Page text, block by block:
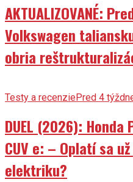
AKTUALIZOVANÉ:
Volkswagen
obria
Testy a recenziePred 4
DUEL (2026): Honda
CUV e: – Oplatí sa
elektriku?